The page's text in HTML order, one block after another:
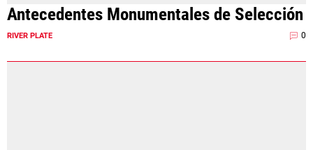
Antecedentes Monumentales de Selección
RIVER PLATE 0